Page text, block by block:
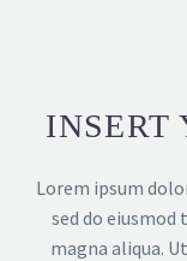
INSERT
Lorem ipsum
sed do
magna aliqua.